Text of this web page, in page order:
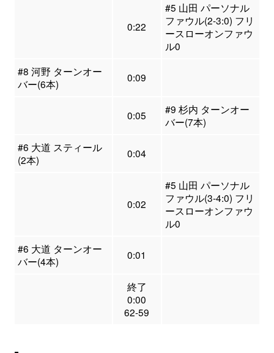
0:22
#5 山田 パーソナル
ファウル(2-3:0) フリ
ースローオンファウ
ル0
#8 河野 ターンオー
バー(6本)
0:09
0:05
#9 杉内 ターンオー
バー(7本)
#6 大道 スティール
(2本)
0:04
0:02
#5 山田 パーソナル
ファウル(3-4:0) フリ
ースローオンファウ
ル0
#6 大道 ターンオー
バー(4本)
0:01
終了
0:00
62-59